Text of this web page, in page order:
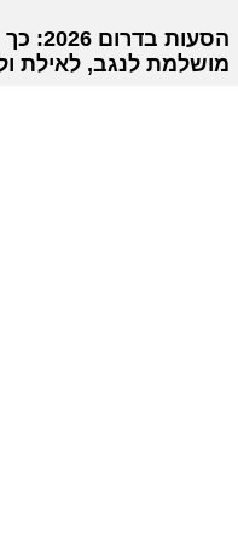
הסעות
מושלמת לנגב, לאילת